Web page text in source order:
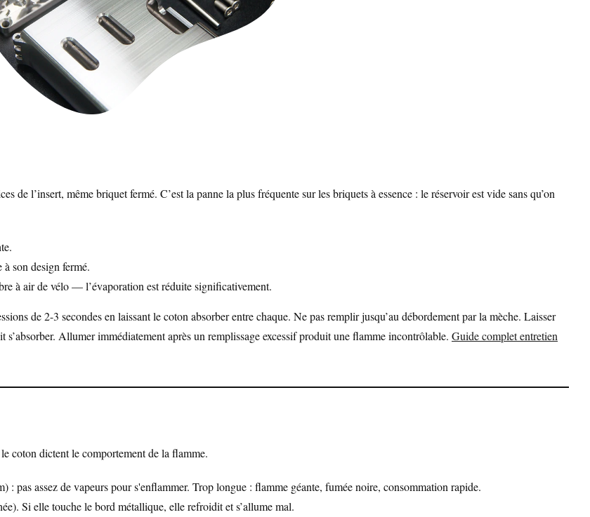
de l’insert, même briquet fermé. C’est la panne la plus fréquente sur les briquets à essence : le réservoir est vide sans qu’on
son design fermé.
à air de vélo — l’évaporation est réduite significativement.
de 2-3 secondes en laissant le coton absorber entre chaque. Ne pas remplir jusqu’au débordement par la mèche. Laisser
Allumer immédiatement après un remplissage excessif produit une flamme incontrôlable. Guide complet entretien
coton dictent le comportement de la flamme.
: pas assez de vapeurs pour s'enflammer. Trop longue : flamme géante, fumée noire, consommation rapide.
Si elle touche le bord métallique, elle refroidit et s’allume mal.